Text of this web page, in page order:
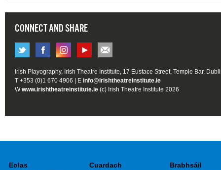
CONNECT AND SHARE
Irish Playography, Irish Theatre Institute, 17 Eustace Street, Temple Bar,
T +353 (0)1 670 4906 | E info@irishtheatreinstitute.ie
Wwww.irishtheatreinstitute.ie (c) Irish Theatre Institute 2026
Eolas Cuardach Brabhsáil